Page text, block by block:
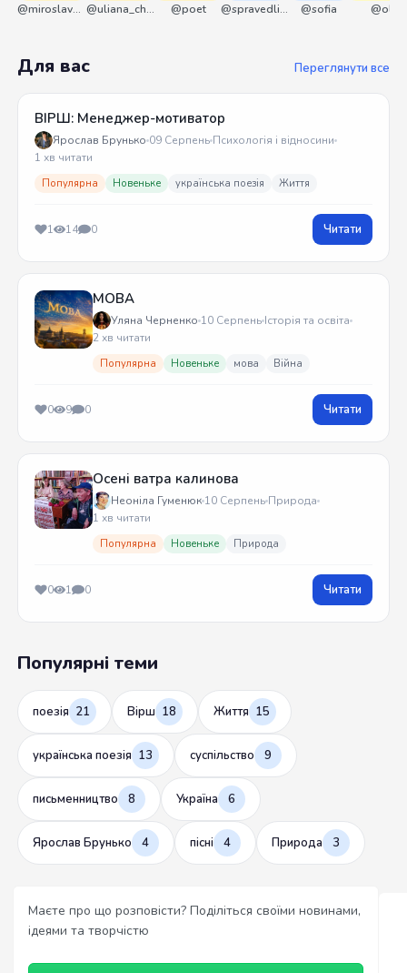
@miroslavmaniyk @uliana_chernenko @poet @spravedliwa @sofia
Для вас Переглянути все
ВІРШ: Менеджер-мотиватор
Ярослав Брунько 09 Серпень Психологія і відносини
1 хв читати
Популярна Новеньке українська поезія Життя
1 14 0 Читати
МОВА
Уляна Черненко 10 Серпень Історія та освіта
2 хв читати
Популярна Новеньке мова Війна
0 9 0 Читати
Осені ватра калинова
Неоніла Гуменюк 10 Серпень Природа
1 хв читати
Популярна Новеньке Природа
0 1 0 Читати
Популярні теми
поезія 21 Вірш 18 Життя 15
українська поезія 13 суспільство 9
письменництво 8 Україна 6
Ярослав Брунько 4 пісні 4 Природа 3
Маєте про що розповісти? Поділіться своїми новинами,
ідеями та творчістю